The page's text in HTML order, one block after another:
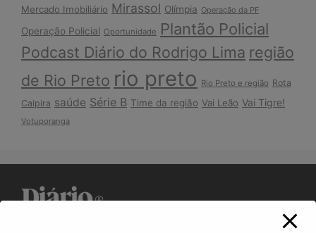
Mercado Imobiliário Mirassol Olímpia Operação da PF
Operação Policial Oportunidade Plantão Policial
Podcast Diário do Rodrigo Lima região
de Rio Preto rio preto Rio Preto e região Rota
Caipira saúde Série B Time da região Vai Leão Vai Tigre!
Votuporanga